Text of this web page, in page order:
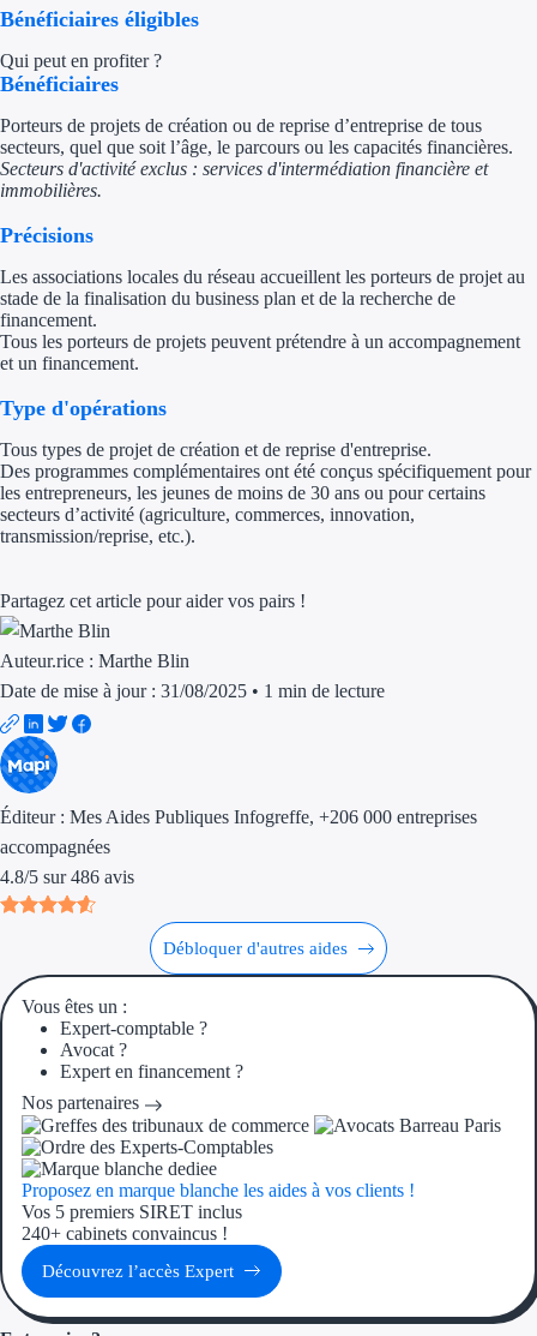
Tous les
Trouvez des idées de
Quelles aides pour
Territoires
Régions de A à H
Aides Région
Régions de I à P
Aides Région Île-
Aides Région
Aides Région
Aides Région
Bénéficiaires éligibles
Qui peut en profiter ?
Bénéficiaires
Porteurs de projets de création ou de reprise d’entreprise de tous
secteurs, quel que soit l’âge, le parcours ou les capacités financières.
Secteurs d'activité exclus : services d'intermédiation financière et
immobilières.
Précisions
Les associations locales du réseau accueillent les porteurs de projet au
stade de la finalisation du business plan et de la recherche de
financement.
Tous les porteurs de projets peuvent prétendre à un accompagnement
et un financement.
Type d'opérations
Tous types de projet de création et de reprise d'entreprise.
Des programmes complémentaires ont été conçus spécifiquement pour
les entrepreneurs, les jeunes de moins de 30 ans ou pour certains
secteurs d’activité (agriculture, commerces, innovation,
transmission/reprise, etc.).
Partagez cet article pour aider vos pairs !
Auteur.rice : Marthe Blin
Date de mise à jour : 31/08/2025 • 1 min de lecture
Éditeur : Mes Aides Publiques Infogreffe, +206 000 entreprises
accompagnées
4.8/5 sur 486 avis
Débloquer d'autres aides
Vous êtes un :
Expert-comptable ?
Avocat ?
Expert en financement ?
Nos partenaires
Proposez en marque blanche les aides à vos clients !
Vos 5 premiers SIRET inclus
240+ cabinets convaincus !
Découvrez l’accès Expert